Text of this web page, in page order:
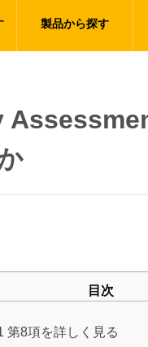
製品から探す
目次
第8項を詳しく見る